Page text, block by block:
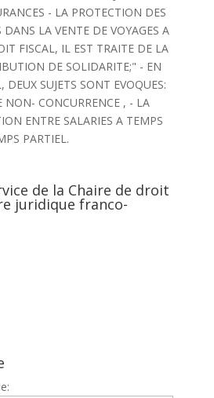
- LA PROTECTION DES
LA VENTE DE VOYAGES A
FISCAL, IL EST TRAITE DE LA
DE SOLIDARITE;" - EN
SUJETS SONT EVOQUES:
CONCURRENCE , - LA
ENTRE SALARIES A TEMPS
PARTIEL.
de la Chaire de droit
juridique franco-